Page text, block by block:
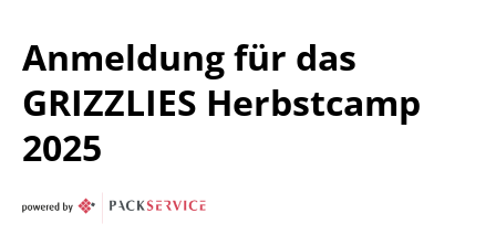
Anmeldung für das
GRIZZLIES Herbstcamp
2025